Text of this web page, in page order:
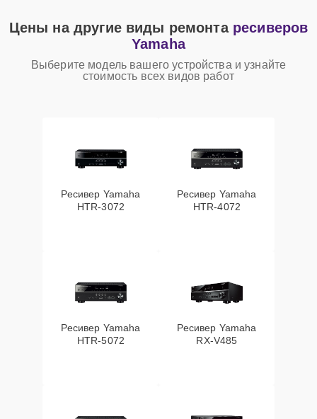
Цены на другие виды ремонта ресиверов
Yamaha
Выберите модель вашего устройства и узнайте
стоимость всех видов работ
Ресивер Yamaha
HTR-3072
Ресивер Yamaha
HTR-4072
Ресивер Yamaha
HTR-5072
Ресивер Yamaha
RX-V485